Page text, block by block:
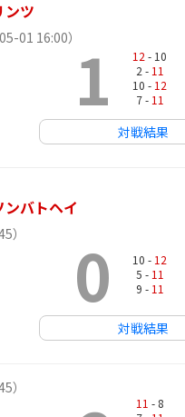
ンツ
01 16:00） 1 12 - 10
2 - 11
10 - 12
7 - 11
対戦結果
バトヘイ
） 0 10 - 12
5 - 11
9 - 11
対戦結果
）
11 - 8